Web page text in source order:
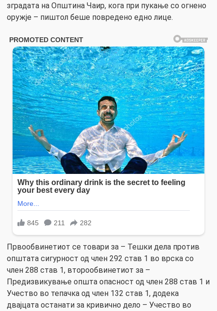
зградата на Општина Чаир, кога при пукање со огнено
оружје – пиштол беше повредено едно лице.
Првообвинетиот се товари за – Тешки дела против
општата сигурност од член 292 став 1 во врска со
член 288 став 1, второобвинетиот за –
Предизвикување општа опасност од член 288 став 1 и
Учество во тепачка од член 132 став 1, додека
двајцата останати за кривично дело – Учество во